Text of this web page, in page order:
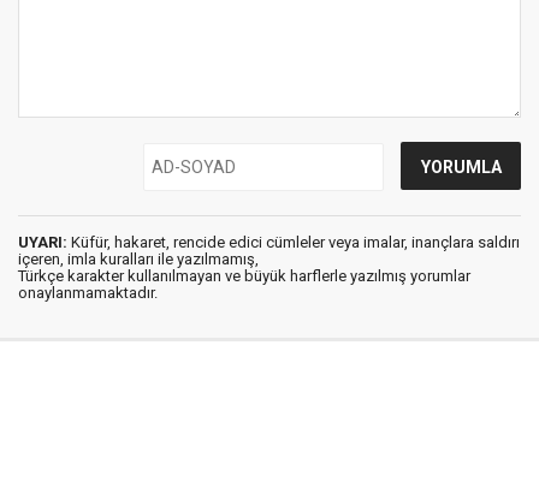
UYARI: Küfür, hakaret, rencide edici cümleler veya imalar, inançlara saldırı
içeren, imla kuralları ile yazılmamış,
Türkçe karakter kullanılmayan ve büyük harflerle yazılmış yorumlar
onaylanmamaktadır.